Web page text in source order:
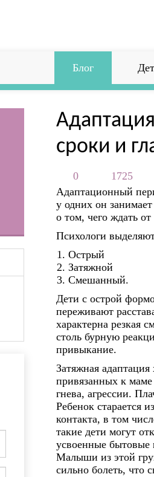
Блог
сроки и
0
1725
Адаптационный
у одних он
о том, чего ждать
Психологи
Острый
Затяжной
Смешанный.
Дети с острой
переживают
характерна резкая
столь бурную
привыкание.
Затяжная
привязанных к
гнева, агрессии.
Ребенок старается
контакта, в том
такие дети могут
усвоенные бытовые
Малыши из этой
сильно болеть, что